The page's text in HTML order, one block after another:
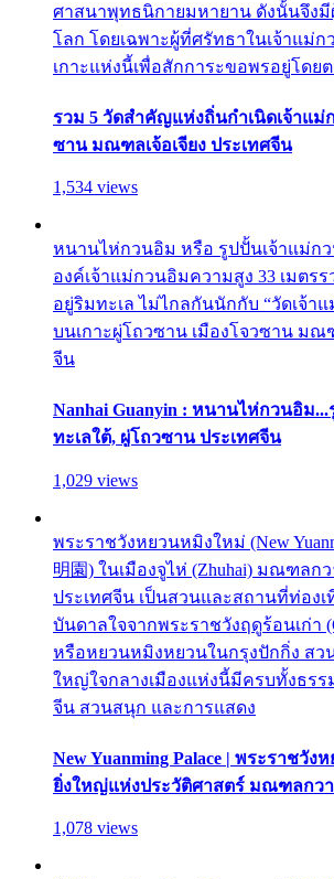
ศาสนาพุทธนิกายมหายาน ดังนั้นจึง
โลก โดยเฉพาะผู้ที่ศรัทธาในเจ้าแม่
เกาะแห่งนี้เพื่อสักการะขอพรอยู่โดย
รวม 5 วัดสำคัญแห่งถิ่นกำเนิดเจ้าแม่
ซาน มณฑลเจ้อเจียง ประเทศจีน
1,534 views
หนานไห่กวนอิม หรือ รูปปั้นเจ้าแม่กว
องค์เจ้าแม่กวนอิมความสูง 33 เมตร
อยู่ริมทะเล ไม่ไกลกันนักกับ “วัดเจ้า
บนเกาะผู่โถวซาน เมืองโจวซาน มณ
จีน
Nanhai Guanyin : หนานไห่กวนอิม
ทะเลใต้, ผู่โถวซาน ประเทศจีน
1,029 views
พระราชวังหยวนหมิงใหม่ (New
明園) ในเมืองจูไห่ (Zhuhai) มณฑลกว
ประเทศจีน เป็นสวนและสถานที่ท่องเ
บันดาลใจจากพระราชวังฤดูร้อนเก่า
หรือหยวนหมิงหยวนในกรุงปักกิ่ง ส
ใหญ่ใจกลางเมืองแห่งนี้มีครบทั้งธร
จีน สวนสนุก และการแสดง
New Yuanming Palace | พระราชวั
ยิ่งใหญ่แห่งประวัติศาสตร์ มณฑลกวา
1,078 views